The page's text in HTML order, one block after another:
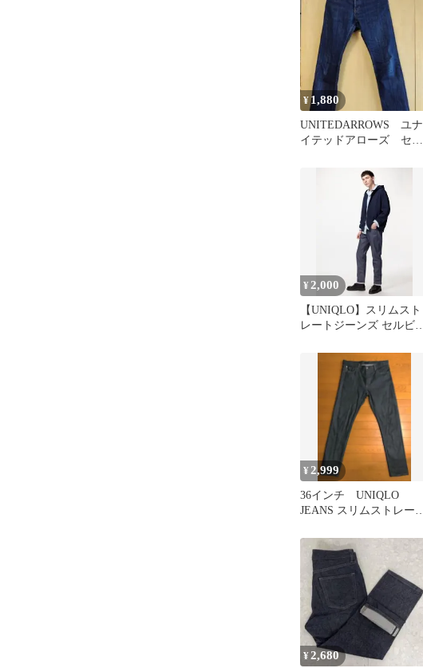
¥1,880
UNITEDARROWS ユナ
イテッドアローズ セル
ニム
¥ 2,000
【UNIQLO】スリムスト
レートジーンズ セルビッ
¥ 2,999
36インチ UNIQLO
JEANS スリムストレート
耳
¥2,680